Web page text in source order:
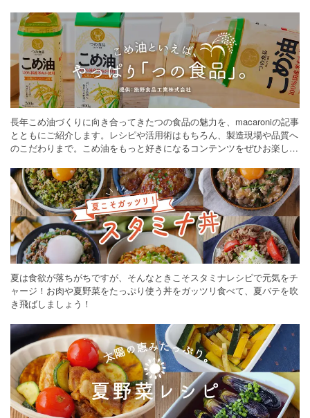
長年こめ油づくりに向き合ってきたつの食品の魅力を、macaroniの記事
とともにご紹介します。レシピや活用術はもちろん、製造現場や品質へ
のこだわりまで。こめ油をもっと好きになるコンテンツをぜひお楽しみ
夏は食欲が落ちがちですが、そんなときこそスタミナレシピで元気をチ
ャージ！お肉や夏野菜をたっぷり使う丼をガッツリ食べて、夏バテを吹
き飛ばしましょう！